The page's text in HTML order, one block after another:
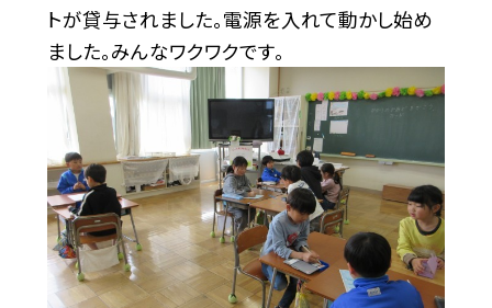
トが貸与されました。電源を入れて動かし始め
ました。みんなワクワクです。